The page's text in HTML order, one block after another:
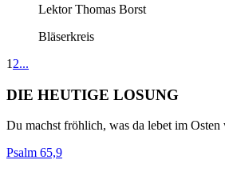
Lektor Thomas Borst
Bläserkreis
1 2...
DIE HEUTIGE LOSUNG
Du machst fröhlich, was da lebet im Osten
Psalm 65,9